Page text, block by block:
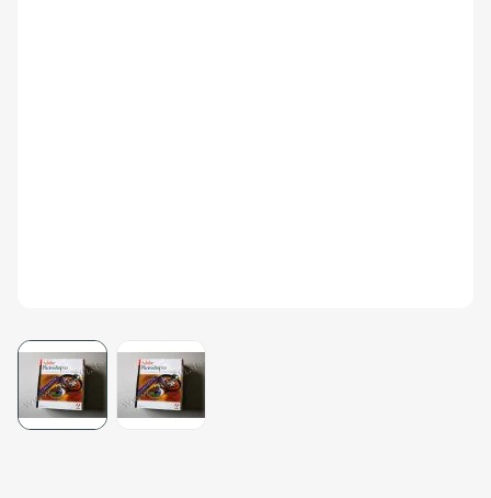
View larger imageView larger image